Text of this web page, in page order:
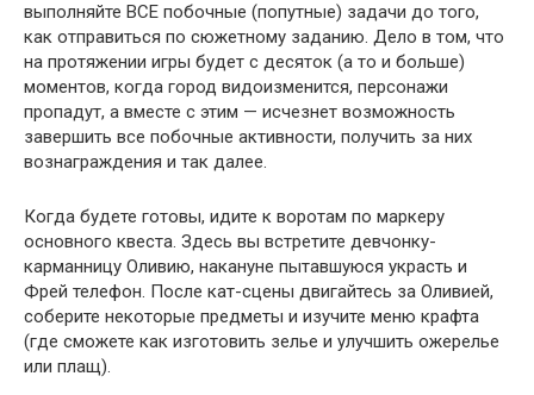
выполняйте ВСЕ побочные (попутные) задачи до того,
как отправиться по сюжетному заданию. Дело в том, что
на протяжении игры будет с десяток (а то и больше)
моментов, когда город видоизменится, персонажи
пропадут, а вместе с этим — исчезнет возможность
завершить все побочные активности, получить за них
вознаграждения и так далее.
Когда будете готовы, идите к воротам по маркеру
основного квеста. Здесь вы встретите девчонку-
карманницу Оливию, накануне пытавшуюся украсть и
Фрей телефон. После кат-сцены двигайтесь за Оливией,
соберите некоторые предметы и изучите меню крафта
(где сможете как изготовить зелье и улучшить ожерелье
или плащ).